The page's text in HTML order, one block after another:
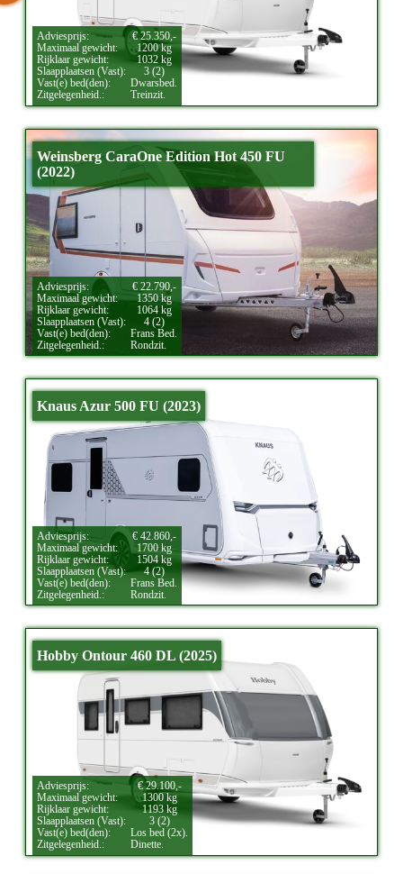
Adviesprijs:
€ 25.350,-
Maximaal gewicht:
1200 kg
Rijklaar gewicht:
1032 kg
Slaapplaatsen (Vast):
3 (2)
Vast(e) bed(den):
Dwarsbed.
Zitgelegenheid.:
Treinzit.
Weinsberg CaraOne Edition Hot 450 FU
(2022)
Adviesprijs:
€ 22.790,-
Maximaal gewicht:
1350 kg
Rijklaar gewicht:
1064 kg
Slaapplaatsen (Vast):
4 (2)
Vast(e) bed(den):
Frans Bed.
Zitgelegenheid.:
Rondzit.
Knaus Azur 500 FU (2023)
Adviesprijs:
€ 42.860,-
Maximaal gewicht:
1700 kg
Rijklaar gewicht:
1504 kg
Slaapplaatsen (Vast):
4 (2)
Vast(e) bed(den):
Frans Bed.
Zitgelegenheid.:
Rondzit.
Hobby Ontour 460 DL (2025)
Adviesprijs:
€ 29.100,-
Maximaal gewicht:
1300 kg
Rijklaar gewicht:
1193 kg
Slaapplaatsen (Vast):
3 (2)
Vast(e) bed(den):
Los bed (2x).
Zitgelegenheid.:
Dinette.